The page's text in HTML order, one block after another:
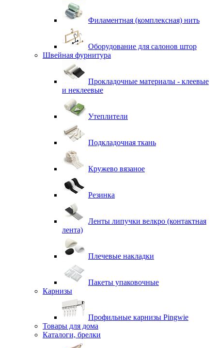
Филаментная (комплексная) нить
Оборудование для салонов штор
Швейная фурнитура
Прокладочные материалы - клеевые
и неклеевые
Утеплители
Подкладочная ткань
Кружево вязаное
Резинка
Ленты липучки велкро (контактная
лента)
Плечевые накладки
Пакеты упаковочные
Карнизы
Профильные карнизы Pingwie
Товары для дома
Каталоги, брелки